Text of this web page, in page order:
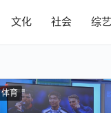
文化 社会 综艺
体育